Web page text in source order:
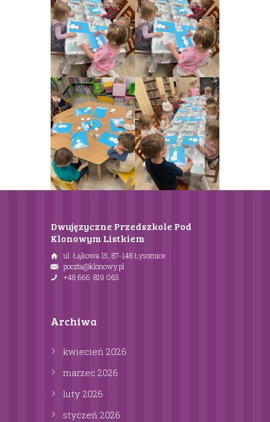
Dwujęzyczne Przedszkole Pod
Klonowym Listkiem
ul. Łąkowa 15, 87-148 Łysomice
poczta@klonowy.pl
+48 666 819 063
Archiwa
kwiecień 2026
marzec 2026
luty 2026
styczeń 2026